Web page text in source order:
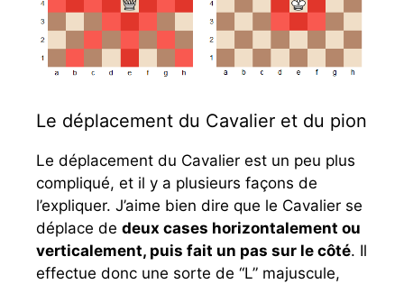
Le déplacement du Cavalier et du pion
Le déplacement du Cavalier est un peu plus
compliqué, et il y a plusieurs façons de
l’expliquer. J’aime bien dire que le Cavalier se
déplace de deux cases horizontalement ou
verticalement, puis fait un pas sur le côté. Il
effectue donc une sorte de “L” majuscule,